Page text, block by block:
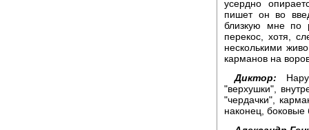
усердно
пишет он во
близкую мне по
перекос, хотя,
несколькими
карманов на
Диктор:
"верхушки",
"чердачки",
наконец,